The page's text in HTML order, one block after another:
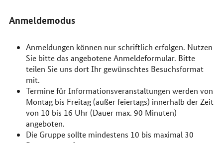
Anmeldemodus
Anmeldungen können nur schriftlich erfolgen. Nutzen
Sie bitte das angebotene Anmeldeformular. Bitte
teilen Sie uns dort Ihr gewünschtes Besuchsformat
mit.
Termine für Informationsveranstaltungen werden von
Montag bis Freitag (außer feiertags) innerhalb der Zeit
von 10 bis 16 Uhr (Dauer max. 90 Minuten)
angeboten.
Die Gruppe sollte mindestens 10 bis maximal 30